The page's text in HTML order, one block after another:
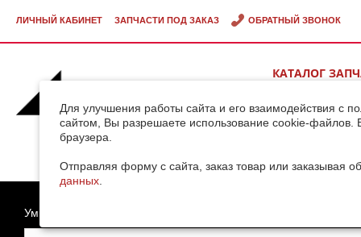
Для улучшения работы сайта и его взаимодействия с
сайтом, Вы разрешаете использование cookie-файлов.
браузера.
Отправляя форму с сайта, заказ товар или заказывая
данных
ЛИЧНЫЙ КАБИНЕТ ЗАПЧАСТИ ПОД ЗАКАЗ ОБРАТНЫЙ ЗВОНОК
КАТАЛОГ
Умный поиск